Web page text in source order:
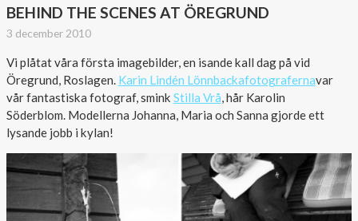
Kvinna
Barn
Accessoarer
Om produkterna
Om AnnaPS
BEHIND THE SCENES AT ÖREGRUND
3 december 2010
Vi plåtat våra första imagebilder, en isande kall dag på vid
Öregrund, Roslagen. Karin Lindén Lönnbackafotografernavar
vår fantastiska fotograf, smink Stilla Vrå, hår Karolin
Söderblom. Modellerna Johanna, Maria och Sanna gjorde ett
lysande jobb i kylan!